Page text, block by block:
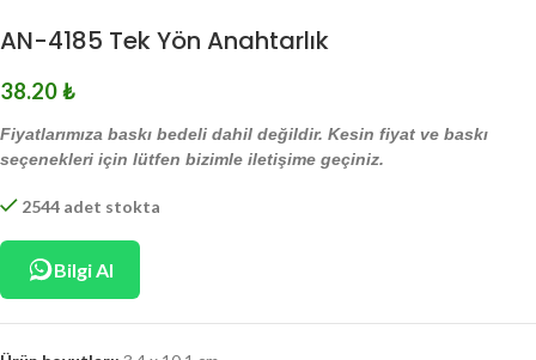
AN-4185 Tek Yön Anahtarlık
38.20₺
Fiyatlarımıza baskı bedeli dahil değildir. Kesin fiyat ve baskı
seçenekleri için lütfen bizimle iletişime geçiniz.
2544 adet stokta
Bilgi Al